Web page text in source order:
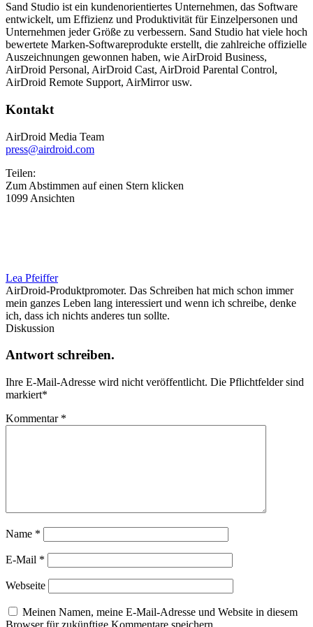
Sand Studio ist ein kundenorientiertes Unternehmen, das Software
entwickelt, um Effizienz und Produktivität für Einzelpersonen und
Unternehmen jeder Größe zu verbessern. Sand Studio hat viele hoch
bewertete Marken-Softwareprodukte erstellt, die zahlreiche offizielle
Auszeichnungen gewonnen haben, wie AirDroid Business,
AirDroid Personal, AirDroid Cast, AirDroid Parental Control,
AirDroid Remote Support, AirMirror usw.
Kontakt
AirDroid Media Team
press@airdroid.com
Teilen:
Zum Abstimmen auf einen Stern klicken
1099 Ansichten
Lea Pfeiffer
AirDroid-Produktpromoter. Das Schreiben hat mich schon immer
mein ganzes Leben lang interessiert und wenn ich schreibe, denke
ich, dass ich nichts anderes tun sollte.
Diskussion
Antwort schreiben.
Ihre E-Mail-Adresse wird nicht veröffentlicht. Die Pflichtfelder sind
markiert*
Kommentar *
Name *
E-Mail *
Webseite
Meinen Namen, meine E-Mail-Adresse und Website in diesem
Browser für zukünftige Kommentare speichern.